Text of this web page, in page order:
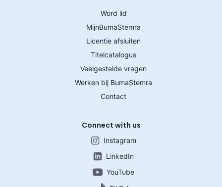
Word lid
MijnBumaStemra
Licentie afsluiten
Titelcatalogus
Veelgestelde vragen
Werken bij BumaStemra
Contact
Connect with us
Instagram
LinkedIn
YouTube